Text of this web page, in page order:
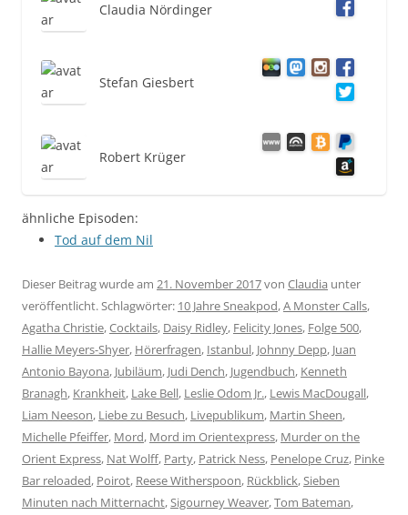
Claudia Nördinger
Stefan Giesbert
Robert Krüger
ähnliche Episoden:
Tod auf dem Nil
Dieser Beitrag wurde am 21. November 2017von Claudia unter
veröffentlicht. Schlagwörter: 10 Jahre Sneakpod,A Monster Calls,
Agatha Christie,Cocktails, Daisy Ridley, Felicity Jones, Folge 500,
Hallie Meyers-Shyer, Hörerfragen, Istanbul, Johnny Depp, Juan
Antonio Bayona, Jubiläum, Judi Dench, Jugendbuch, Kenneth
Branagh, Krankheit, Lake Bell, Leslie Odom Jr., Lewis MacDougall,
Liam Neeson, Liebe zu Besuch, Livepublikum, Martin Sheen,
Michelle Pfeiffer, Mord, Mord im Orientexpress, Murder on the
Orient Express, Nat Wolff, Party, Patrick Ness, Penelope Cruz, Pinke
Bar reloaded, Poirot, Reese Witherspoon, Rückblick,Sieben
Minuten nach Mitternacht,Sigourney Weaver,Tom Bateman,